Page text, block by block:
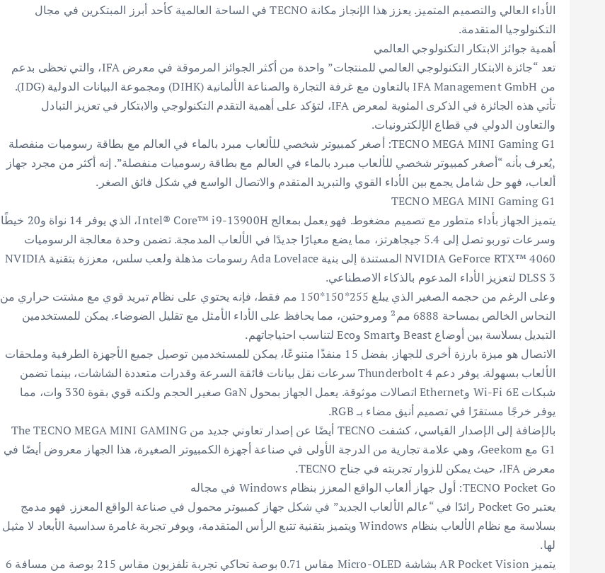
الأداء العالي والتصميم المتميز. يعزز هذا الإنجاز مكانة TECNO في الساحة العالمية كأحد أبرز المبتكرين في مجال
التكنولوجيا المتقدمة.
أهمية جوائز الابتكار التكنولوجي العالمي
تعد “جائزة الابتكار التكنولوجي العالمي للمنتجات” واحدة من أكثر الجوائز المرموقة في معرض IFA، والتي تحظى بدعم
من IFA Management GmbH بالتعاون مع غرفة التجارة والصناعة الألمانية (DIHK) ومجموعة البيانات الدولية (IDG).
تأتي هذه الجائزة في الذكرى المئوية لمعرض IFA، لتؤكد على أهمية التقدم التكنولوجي والابتكار في تعزيز التبادل
والتعاون الدولي في قطاع الإلكترونيات.
TECNO MEGA MINI Gaming G1: أصغر كمبيوتر شخصي للألعاب مبرد بالماء في العالم مع بطاقة رسوميات منفصلة
,يُعرف بأنه “أصغر كمبيوتر شخصي للألعاب مبرد بالماء في العالم مع بطاقة رسوميات منفصلة”. إنه أكثر من مجرد جهاز
ألعاب، فهو حل شامل يجمع بين الأداء القوي والتبريد المتقدم والاتصال الواسع في شكل فائق الصغر.
TECNO MEGA MINI Gaming G1
يتميز الجهاز بأداء متطور مع تصميم مضغوط. فهو يعمل بمعالج Intel® Core™ i9-13900H، الذي يوفر 14 نواة و20 خيطًا
وسرعات توربو تصل إلى 5.4 جيجاهرتز، مما يضع معيارًا جديدًا في الألعاب المدمجة. تضمن وحدة معالجة الرسوميات
NVIDIA GeForce RTX™ 4060 المستندة إلى بنية Ada Lovelace رسومات مذهلة ولعب سلس، معززة بتقنية NVIDIA
DLSS 3 لتعزيز الأداء المدعوم بالذكاء الاصطناعي.
وعلى الرغم من حجمه الصغير الذي يبلغ 255*150*150 مم فقط، فإنه يحتوي على نظام تبريد قوي مع مشتت حراري من
النحاس الخالص بمساحة 6888 مم² ومروحتين، مما يحافظ على الأداء الأمثل مع تقليل الضوضاء. يمكن للمستخدمين
التبديل بسلاسة بين أوضاع Beast وSmart وEco لتناسب احتياجاتهم.
الاتصال هو ميزة بارزة أخرى للجهاز. بفضل 15 منفذًا متنوعًا، يمكن للمستخدمين توصيل جميع الأجهزة الطرفية وملحقات
الألعاب بسهولة. يوفر دعم Thunderbolt 4 سرعات نقل بيانات فائقة السرعة وقدرات متعددة الشاشات، بينما تضمن
شبكات Wi-Fi 6E وEthernet اتصالات موثوقة. يعمل الجهاز بمحول GaN صغير الحجم ولكنه قوي بقوة 330 وات، مما
يوفر خرجًا مستقرًا في تصميم أنيق مضاء بـ RGB.
بالإضافة إلى الإصدار القياسي، كشفت TECNO أيضًا عن إصدار تعاوني جديد من The TECNO MEGA MINI GAMING
G1 مع Geekom، وهي علامة تجارية من الدرجة الأولى في صناعة أجهزة الكمبيوتر الصغيرة، هذا الجهاز معروض أيضًا في
معرض IFA، حيث يمكن للزوار تجربته في جناح TECNO.
TECNO Pocket Go: أول جهاز ألعاب الواقع المعزز بنظام Windows في مجاله
يعتبر Pocket Go رائدًا في “عالم الألعاب الجديد” في شكل جهاز كمبيوتر محمول في صناعة الواقع المعزز. فهو مدمج
بسلاسة مع نظام الألعاب بنظام Windows ويتميز بتقنية تتبع الرأس المتقدمة، ويوفر تجربة غامرة سداسية الأبعاد لا مثيل
لها.
يتميز AR Pocket Vision بشاشة Micro-OLED مقاس 0.71 بوصة تحاكي تجربة تلفزيون مقاس 215 بوصة من مسافة 6